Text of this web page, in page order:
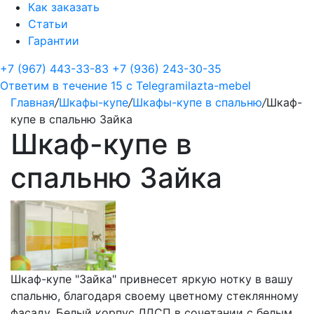
Как заказать
Статьи
Гарантии
+7 (967) 443-33-83 +7 (936) 243-30-35
Ответим в течение 15 с Telegramilazta-mebel
Главная/Шкафы-купе/Шкафы-купе в спальню/Шкаф-
купе в спальню Зайка
Шкаф-купе в
спальню Зайка
Шкаф-купе "Зайка" привнесет яркую нотку в вашу
спальню, благодаря своему цветному стеклянному